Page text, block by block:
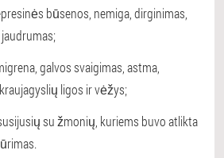
būsenos, nemiga, dirginimas,
galvos svaigimas, astma,
ligos ir vėžys;
su žmonių, kuriems buvo atlikta